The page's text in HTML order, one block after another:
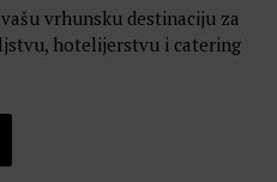
vrhunsku destinaciju za
hotelijerstvu i catering